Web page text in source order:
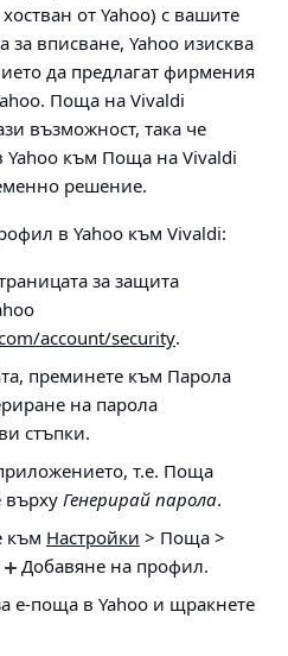
от Yahoo) с вашите
за вписване, Yahoo изисква
да предлагат фирмения
Поща на Vivaldi
възможност, така че
Yahoo към Поща на Vivaldi
решение.
в Yahoo към Vivaldi:
за защита
account/security.
преминете към Парола
на парола
стъпки.
т.е. Поща
върху Генерирай парола.
към Настройки > Поща >
Добавяне на профил.
е-поща в Yahoo и щракнете